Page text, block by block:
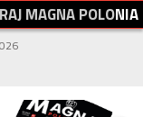
RAJMAGNAPOLONIA